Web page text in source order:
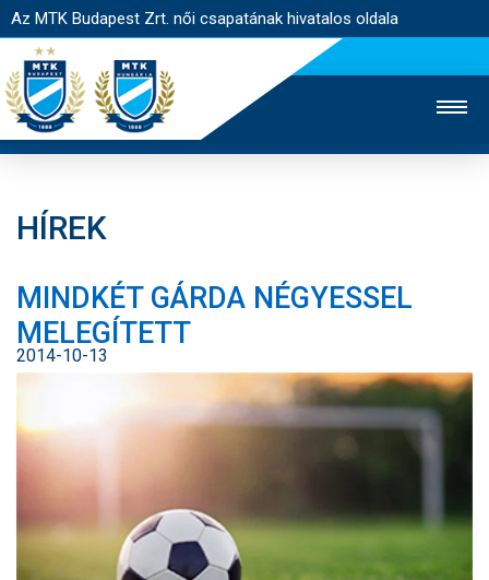
Az MTK Budapest Zrt. női csapatának hivatalos oldala
JEGYÉRTÉKESÍTÉS
WEBSHOP
STADION
EGYESÜLET
NYITÓLAP
MÉRKŐZÉSEK
JELENTKEZÉS
HÍREK
MINDKÉT GÁRDA NÉGYESSEL
MELEGÍTETT
2014-10-13